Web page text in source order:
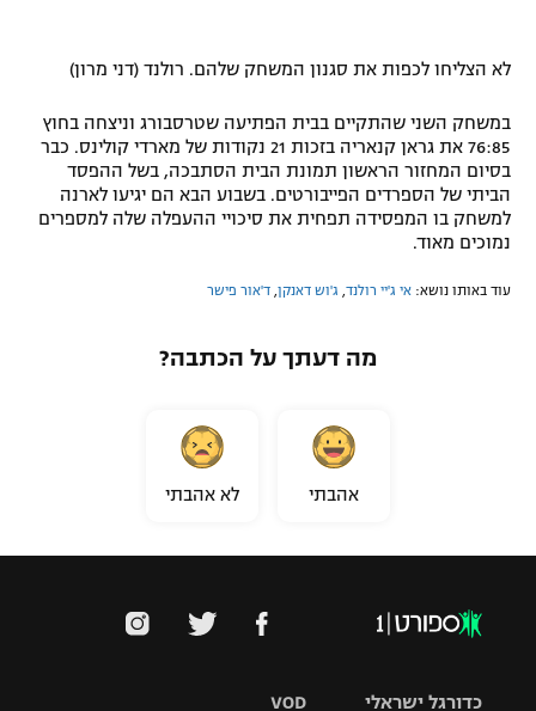
לא הצליחו לכפות את סגנון המשחק שלהם. רולנד (דני מרון)
במשחק השני שהתקיים בבית הפתיעה שטרסבורג וניצחה בחוץ
76:85 את גראן קנאריה בזכות 21 נקודות של מארדי קולינס. כבר
בסיום המחזור הראשון תמונת הבית הסתבכה, בשל ההפסד
הביתי של הספרדים הפייבורטים. בשבוע הבא הם יגיעו לארנה
למשחק בו המפסידה תפחית את סיכויי ההעפלה שלה למספרים
נמוכים מאוד.
עוד באותו נושא: אי ג'יי רולנד, ג'וש דאנקן, ד'אור פישר
מה דעתך על הכתבה?
אהבתי לא אהבתי
VOD כדורגל ישראלי